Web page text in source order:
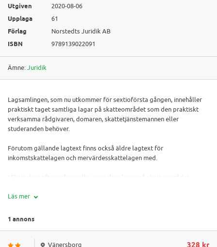
Utgiven 2020-08-06
Upplaga 61
Förlag Norstedts Juridik AB
ISBN 9789139022091
Ämne:Juridik
Lagsamlingen, som nu utkommer för sextioförsta gången, innehåller
praktiskt taget samtliga lagar på skatteområdet som den praktiskt
verksamma rådgivaren, domaren, skattetjänstemannen eller
studeranden behöver.
Förutom gällande lagtext finns också äldre lagtext för
inkomstskattelagen och mervärdesskattelagen med.
I Skattelagstiftning finns alla väsentliga lagar på skatteområdet.
I lagtextsamlingen ingår även lagar med EU-anknytning, som
ränte/royaltydirektivet, skatteflyktsdirektivet och sparandedirektivet
Läs mer
1 annons
Vänersborg